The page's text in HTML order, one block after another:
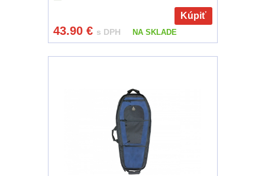
Montáže pro
55
Kúpiť
43.90 € s DPH NA SKLADE